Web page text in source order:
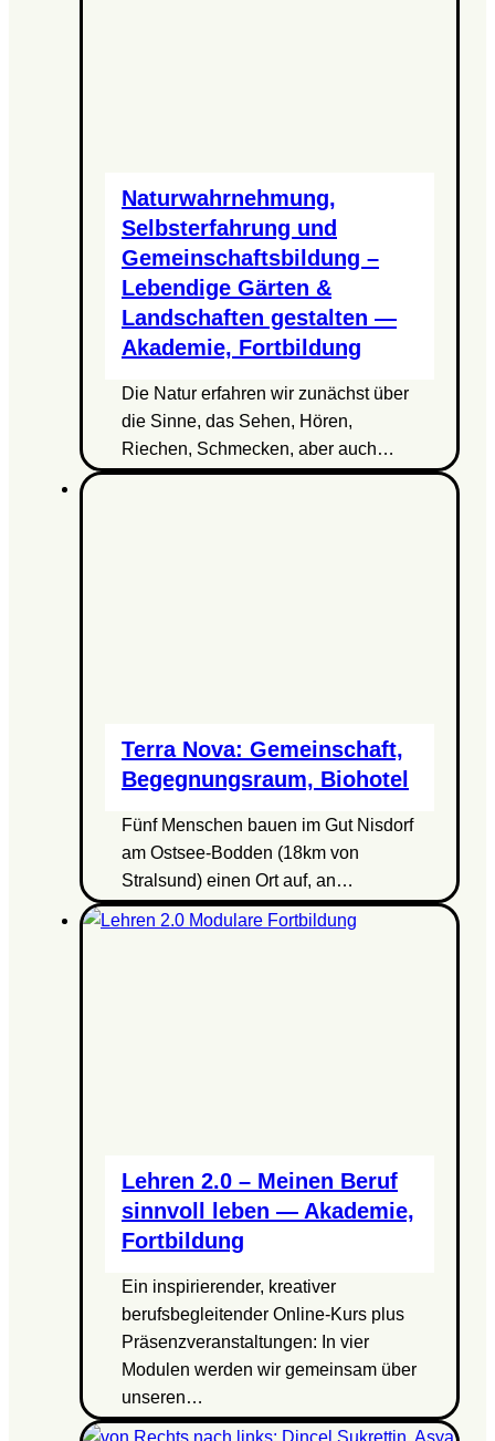
Naturwahrnehmung,
Selbsterfahrung und
Gemeinschaftsbildung –
Lebendige Gärten &
Landschaften gestalten —
Akademie, Fortbildung
Die Natur erfahren wir zunächst über
die Sinne, das Sehen, Hören,
Riechen, Schmecken, aber auch…
Terra Nova: Gemeinschaft,
Begegnungsraum, Biohotel
Fünf Menschen bauen im Gut Nisdorf
am Ostsee-Bodden (18km von
Stralsund) einen Ort auf, an…
Lehren 2.0 – Meinen Beruf
sinnvoll leben — Akademie,
Fortbildung
Ein inspirierender, kreativer
berufsbegleitender Online-Kurs plus
Präsenzveranstaltungen: In vier
Modulen werden wir gemeinsam über
unseren…